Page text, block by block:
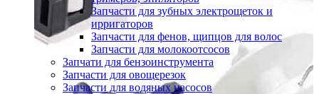
Запчасти для зубных электрощеток и
ирригаторов
Запчасти для фенов, щипцов для волос
Запчасти для молокоотсосов
Запчати для бензоинструмента
Запчасти для овощерезок
Запчасти для водяных насосов